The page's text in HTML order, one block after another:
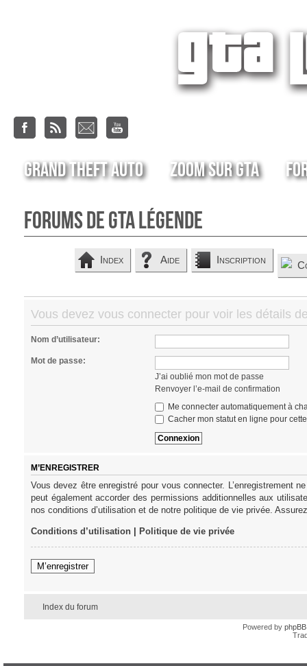
Grand Theft Auto Zoom sur GTA
Forums de GTA Légende
Index Aide Inscription
Vous devez vous connecter pour voir les détails
Nom d’utilisateur:
Mot de passe:
J’ai oublié mon mot de passe
Renvoyer l’e-mail de confirmation
Me connecter automatiquement à
Cacher mon statut en ligne pour
M’ENREGISTRER
Vous devez être enregistré pour vous connecter. L’enregistrement
peut également accorder des permissions additionnelles aux
nos conditions d’utilisation et de notre politique de vie privée.
Conditions d’utilisation| Politique de vie privée
M’enregistrer
Index du forum
Powered by phpBB